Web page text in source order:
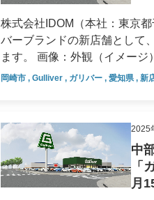
主要業績・財務データ
四半期別主要業績データ
す。 なお、このほかにも2店舗のオープンを予定しておりますので、お近くにお越しの際にはぜひお
立ち寄りください。 ※前回プレスリリース（広島インター店・茨木店）についてはこちら ▶今年、
愛知県内の新規オープンは4店舗目！「ガリバー守
守山店」は3,100坪の敷地に
おクルマを用意しております
いたします。 なお今年、愛知県内で「ガリバー」の新店舗がオープンするのは、一宮店、豊橋店、岡
崎店に続き、これで4店舗目となります。 ▶“茨城県内初”の大型店舗「
店」 「ガリバーひたち海浜公園前店」は茨城県内初となるガリバーの大型店舗です。敷地面積は
3,122坪、展示台数はひたち
ります。アクセスは水戸市内
株式会社IDOM（本社：東京
バーブランドの新店舗として
ます。 画像：外観（イメージ） ▶岡崎市内最大級を誇る在庫台数！多種多様なおクルマからベスト
な1台を この度オープンする「ガリバー岡崎店」は、敷地面積3,919坪の大型店舗です。オープン時に
す。 当店は、JR岡崎駅から南東へ直線で約2キロの場所に位置しております。県道26号線（竜東メー
ンロード）の羽根町鰻池交差
号線は、国道1号線や国道
辺市町からもお越しいただきやすい立地となっ
追求した店舗デザイン 画像：商談スペース（イメージ） 写真：キッズスペース（イメージ） 店内
岡崎市 , Gulliver , ガリバー , 愛知県 , 新
2025
中
「
月